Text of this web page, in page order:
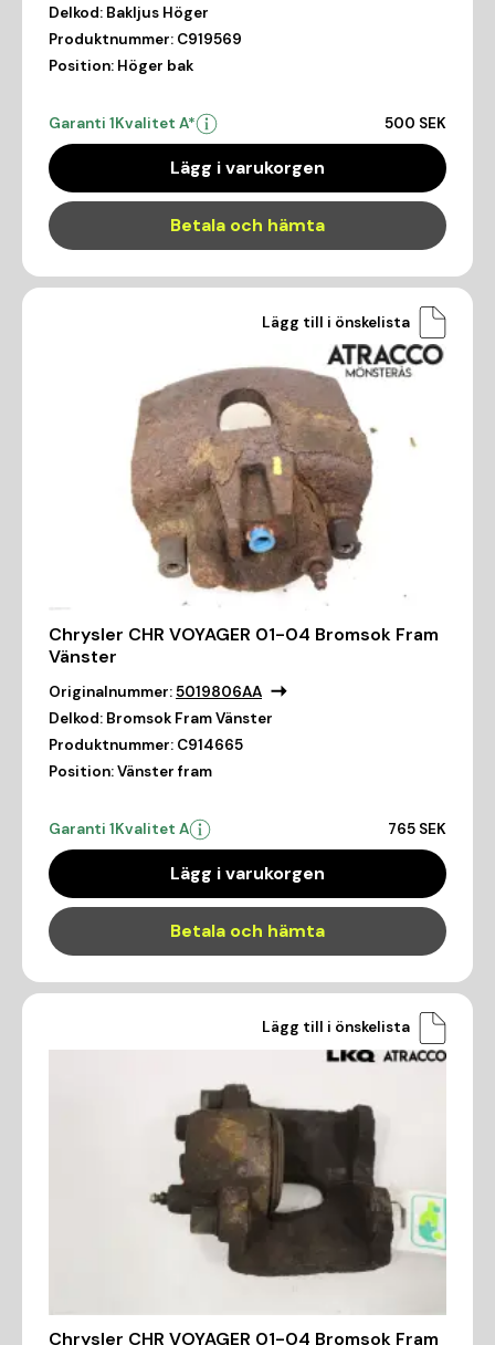
Delkod: Bakljus Höger
Produktnummer: C919569
Position: Höger bak
Garanti 1Kvalitet A* 500 SEK
Lägg i varukorgen
Betala och hämta
Lägg till i önskelista
Chrysler CHR VOYAGER 01-04 Bromsok Fram
Vänster
Originalnummer:5019806AA
Delkod: Bromsok Fram Vänster
Produktnummer: C914665
Position:Vänster fram
Garanti 1Kvalitet A 765 SEK
Lägg i varukorgen
Betala och hämta
Lägg till i önskelista
Chrysler CHR VOYAGER 01-04 Bromsok Fram